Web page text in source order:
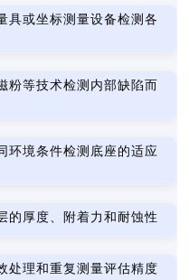
具或坐标测量设备检测各
粉等技术检测内部缺陷而
环境条件检测底座的适应
的厚度、附着力和耐蚀性
处理和重复测量评估精度